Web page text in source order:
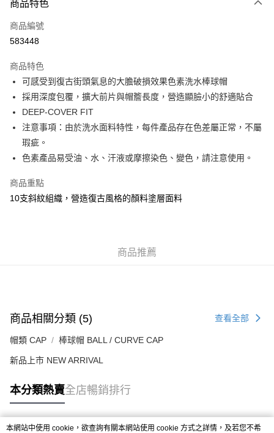
信用卡
Apple Pay
AlipayHK
WeChat Pay
送貨方式
付款後順豐合作便利店
每筆HK$50.00，滿HK$499.00或以上免運費
商品特色
商品編號
583448
商品特色
可感受到復古街頭氣息的大膽破損效果色素洗水棒球帽
採用深度包覆，擴大前片與帽簷長度，營造顯臉小的舒適貼合
DEEP-COVER FIT
注意事項：由於洗水面料特性，每件產品存在色差屬正常，不屬
瑕疵。
色素產品易受油、水、汗液或摩擦染色、變色，請注意使用。
商品重點
10支斜紋組織，營造復古風格的顏料塗層面料
商品推薦
商品相關分類 (5) 查看全部
帽類 CAP 棒球帽 BALL / CURVE CAP
新品上市 NEW ARRIVAL
本分類熱賣全店暢銷排行
本網站中使用 cookie，欲查詢有關本網站使用 cookie 方式之詳情，及若您不希